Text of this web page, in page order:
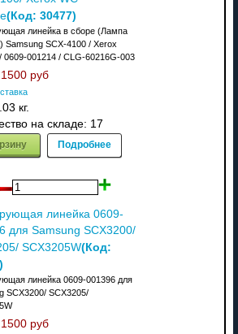
(Код: 30477)
линейка в сборе (Лампа
Samsung SCX-4100 / Xerox
0609-001214 / CLG-60216G-003
1500 руб
кг.
на складе: 17
Подробнее
линейка 0609-
для Samsung SCX3200/
SCX3205W(Код:
линейка 0609-001396 для
SCX3200/ SCX3205/
1500 руб